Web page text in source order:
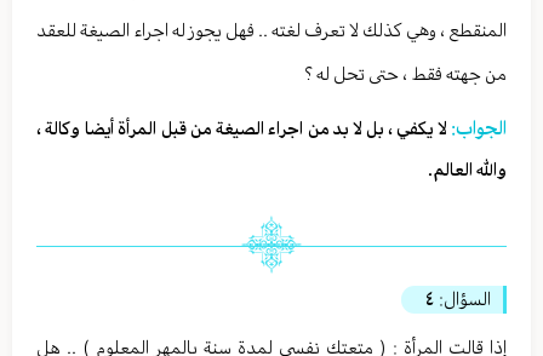
المنقطع ، وهي كذلك لا تعرف لغته .. فهل يجوز له اجراء الصيغة للعقد
من جهته فقط ، حتى تحل له ؟
الجواب: لا يكفي ، بل لا بد من اجراء الصيغة من قبل المرأة أيضا وكالة ،
والله العالم.
السؤال: ٤
إذا قالت المرأة : ( متعتك نفسي لمدة سنة بالمهر المعلوم ) .. هل